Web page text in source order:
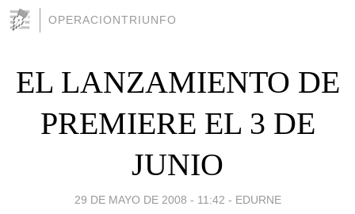
OPERACIONTRIUNFO
EL LANZAMIENTO DE
PREMIERE EL 3 DE
JUNIO
29 DE MAYO DE 2008 - 11:42 - EDURNE